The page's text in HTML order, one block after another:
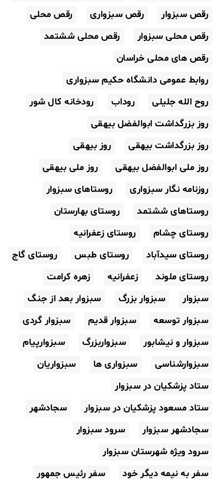
رقص سبزوار
رقص سبزواری
رقص محلی
رقص محلی سبزوار
رقص محلی ششتمد
رقص های محلی خراسان
روابط عمومی دانشگاه حکیم سبزواری
روح الله جلیلی
روداب
رودخانه کال شور
روز بزرگداشت ابوالفضل بیهقی
روز بزرگداشت بیهقی
روز بیهقی
روز ملی ابوالفضل بیهقی
روز ملی بیهقی
روزنامه نگار سبزواری
روستاهای سبزوار
روستاهای ششتمد
روستای بهارستان
روستای چشام
روستای زعفرانیه
روستای سیدآباد
روستای طبس
روستای گاج
روستای ملوند
زعفرانیه
زهره کرامت
سبزوار
سبزوار بزرگ
سبزوار بعد از جنگ
سبزوار توسعه
سبزوار قدیم
سبزوار گردی
سبزوار و نیشابور
سبزواربزرگ
سبزوارپیام
سبزوارشناسی
سبزواری ها
سبزواریان
ستاد پزشکیان در سبزوار
ستاد مسعود پزشکیان در سبزوار
سجادشهر
سجادشهر سبزوار
سرود سبزوار
سرود ویژه شهرستان سبزوار
سفر به نیمه دیگر خود
سفر رئیس جمهور